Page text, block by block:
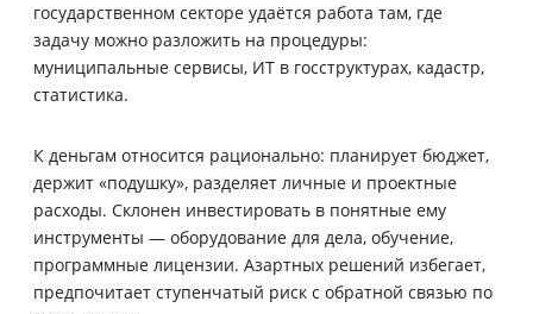
государственном секторе удаётся работа там, где
задачу можно разложить на процедуры:
муниципальные сервисы, ИТ в госструктурах, кадастр,
статистика.
К деньгам относится рационально: планирует бюджет,
держит «подушку», разделяет личные и проектные
расходы. Склонен инвестировать в понятные ему
инструменты — оборудование для дела, обучение,
программные лицензии. Азартных решений избегает,
предпочитает ступенчатый риск с обратной связью по